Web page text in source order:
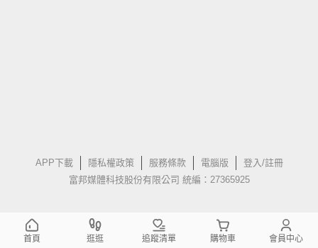
APP下載 隱私權政策 服務條款 電腦版
登入/註冊
富邦媒體科技股份有限公司 統編：27365925
首頁 逛逛 追蹤清單 購物車 會員中心